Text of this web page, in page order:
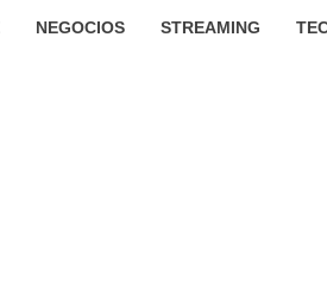
NEGOCIOS STREAMING